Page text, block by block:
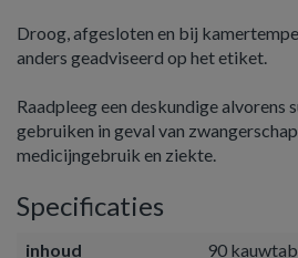
Droog, afgesloten en bij
anders geadviseerd op het etiket.
Raadpleeg een deskundige alvorens
gebruiken in geval van
medicijngebruik en ziekte.
Specificaties
inhoud
90